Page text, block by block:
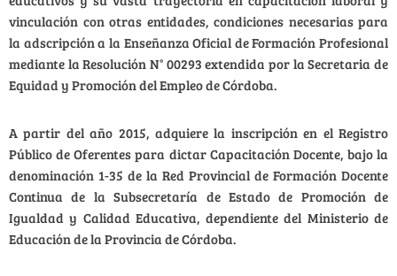
vinculación con otras entidades, condiciones necesarias para
la adscripción a la Enseñanza Oficial de Formación Profesional
mediante la Resolución N° 00293 extendida por la Secretaria de
Equidad y Promoción del Empleo de Córdoba.
A partir del año 2015, adquiere la inscripción en el Registro
Público de Oferentes para dictar Capacitación Docente, bajo la
denominación 1-35 de la Red Provincial de Formación Docente
Continua de la Subsecretaría de Estado de Promoción de
Igualdad y Calidad Educativa, dependiente del Ministerio de
Educación de la Provincia de Córdoba.